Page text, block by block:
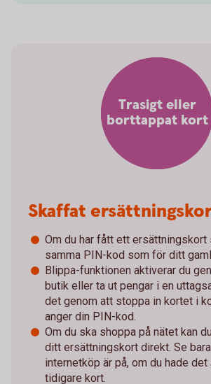
Trasigt eller
borttappat kort
Skaffat
Om du har fått ett ersättningskort
samma PIN-kod som för ditt
Blippa-funktionen aktiverar du
butik eller ta ut pengar i en
det genom att stoppa in kortet i
anger din PIN-kod.
Om du ska shoppa på nätet kan
ditt ersättningskort direkt. Se
internetköp är på, om du hade
tidigare kort.